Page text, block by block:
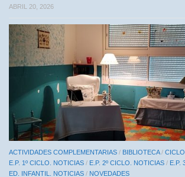
ABRIL 20, 2026
ACTIVIDADES COMPLEMENTARIAS / BIBLIOTECA/
E.P. 1º CICLO. NOTICIAS / E.P. 2º CICLO. NOTICIAS / E.P.
ED. INFANTIL. NOTICIAS / NOVEDADES